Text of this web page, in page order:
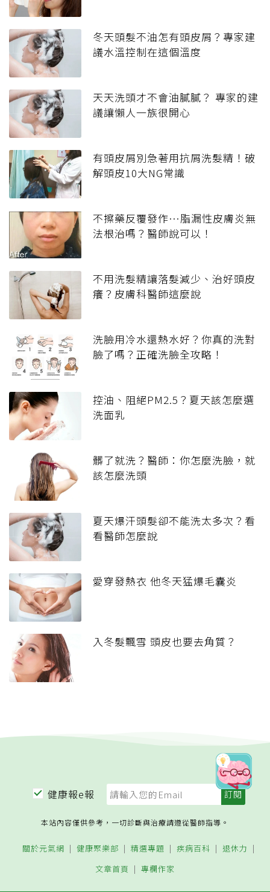
冬天頭髮不油怎有頭皮屑？專家建
議水溫控制在這個溫度
天天洗頭才不會油膩膩？ 專家的建
議讓懶人一族很開心
有頭皮屑別急著用抗屑洗髮精！破
解頭皮10大NG常識
不擦藥反覆發作…脂漏性皮膚炎無
法根治嗎？醫師說可以！
不用洗髮精讓落髮減少、治好頭皮
癢？皮膚科醫師這麼說
洗臉用冷水還熱水好？你真的洗對
臉了嗎？正確洗臉全攻略！
控油、阻絕PM2.5？夏天該怎麼選
洗面乳
髒了就洗？醫師：你怎麼洗臉，就
該怎麼洗頭
夏天爆汗頭髮卻不能洗太多次？看
看醫師怎麼說
愛穿發熱衣 他冬天猛爆毛囊炎
入冬髮飄雪 頭皮也要去角質？
健康報e報
本站內容僅供參考，一切診斷與治療請遵從醫師指導。
關於元氣網 健康聚樂部 精選專題 疾病百科
退休力
文章首頁
專欄作家